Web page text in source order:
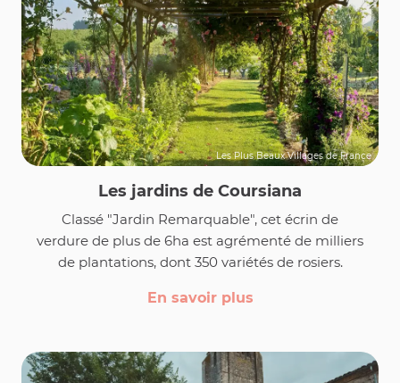
Les Plus Beaux Villages de France
Les jardins de Coursiana
Classé "Jardin Remarquable", cet écrin de
verdure de plus de 6ha est agrémenté de milliers
de plantations, dont 350 variétés de rosiers.
En savoir plus